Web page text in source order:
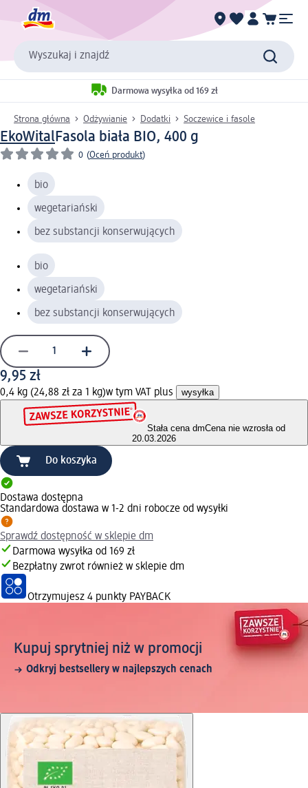
Wyszukaj i znajdź
Darmowa wysyłka od 169 zł
Strona główna Odżywianie Dodatki Soczewice i fasole
EkoWitalFasola biała BIO, 400 g
0 (Oceń produkt)
bio
wegetariański
bez substancji konserwujących
bio
wegetariański
bez substancji konserwujących
9,95 zł
0,4 kg (24,88 zł za 1 kg)w tym VAT plus wysyłka
Stała cena dmCena nie wzrosła od
20.03.2026
Do koszyka
Dostawa dostępna
Standardowa dostawa w 1-2 dni robocze od wysyłki
Sprawdź dostępność w sklepie dm
Darmowa wysyłka od 169 zł
Bezpłatny zwrot również w sklepie dm
Otrzymujesz 4 punkty PAYBACK
Kupuj sprytniej niż w promocji
Odkryj bestsellery w najlepszych cenach